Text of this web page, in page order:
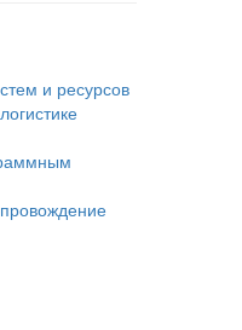
и ресурсов